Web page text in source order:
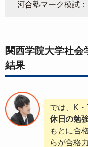
河合塾マーク模試
関西学院大学社
結果
では、K
休日の勉
もとに合
らが合格